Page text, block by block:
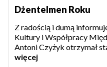
Dżentelmen Roku
Z radością i dumą
Kultury i Współpracy
Antoni Czyżyk otrzymał
więcej